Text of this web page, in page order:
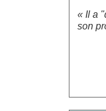
« Il a
son